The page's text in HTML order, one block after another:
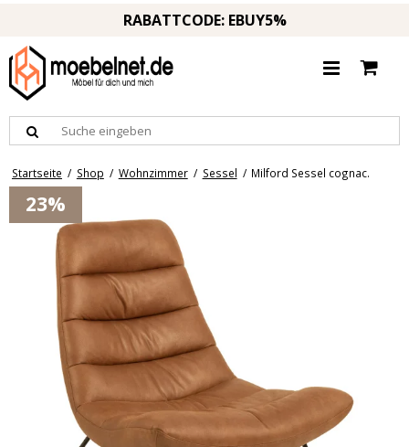
RABATTCODE: EBUY5%
Startseite / Shop / Wohnzimmer / Sessel / Milford Sessel cognac.
23%